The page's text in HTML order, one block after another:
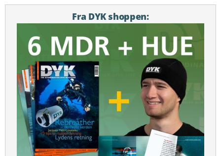
Fra DYK shoppen: